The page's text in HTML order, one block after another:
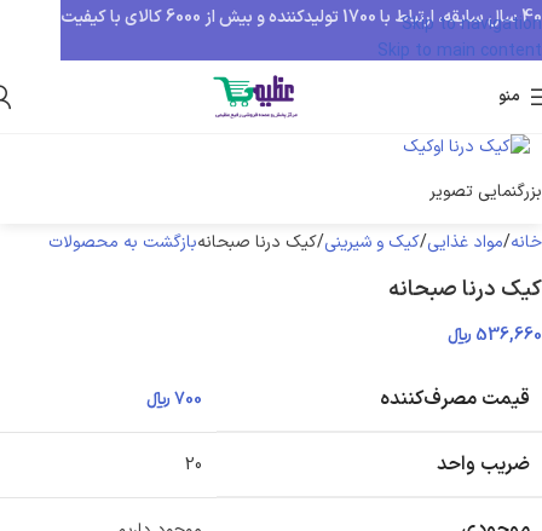
Skip to navigation
Skip to main content
منو
بزرگنمایی تصویر
خانه مواد غذایی کیک و شیرینی کیک درنا صبحانهبازگشت به محصولات
کیک درنا صبحانه
536,660 ﷼
قیمت مصرف‌کننده 700﷼
ضریب واحد 20
40 سال سابقه، ارتباط با 1700 تولیدکننده و بیش از 6000 کالای با کیفیت